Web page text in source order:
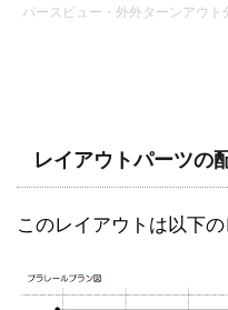
パースビュー・外外ターンアウ
レイアウトパーツの
このレイアウトは以下